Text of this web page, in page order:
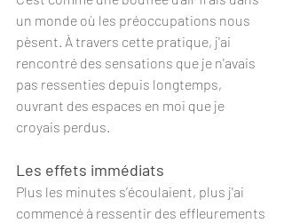
un monde où les préoccupations nous
pèsent. À travers cette pratique, j'ai
rencontré des sensations que je n'avais
pas ressenties depuis longtemps,
ouvrant des espaces en moi que je
croyais perdus.
Les effets immédiats
Plus les minutes s’écoulaient, plus j'ai
commencé à ressentir des effleurements